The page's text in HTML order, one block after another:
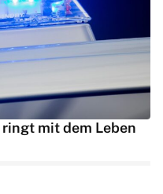
mit dem Leben